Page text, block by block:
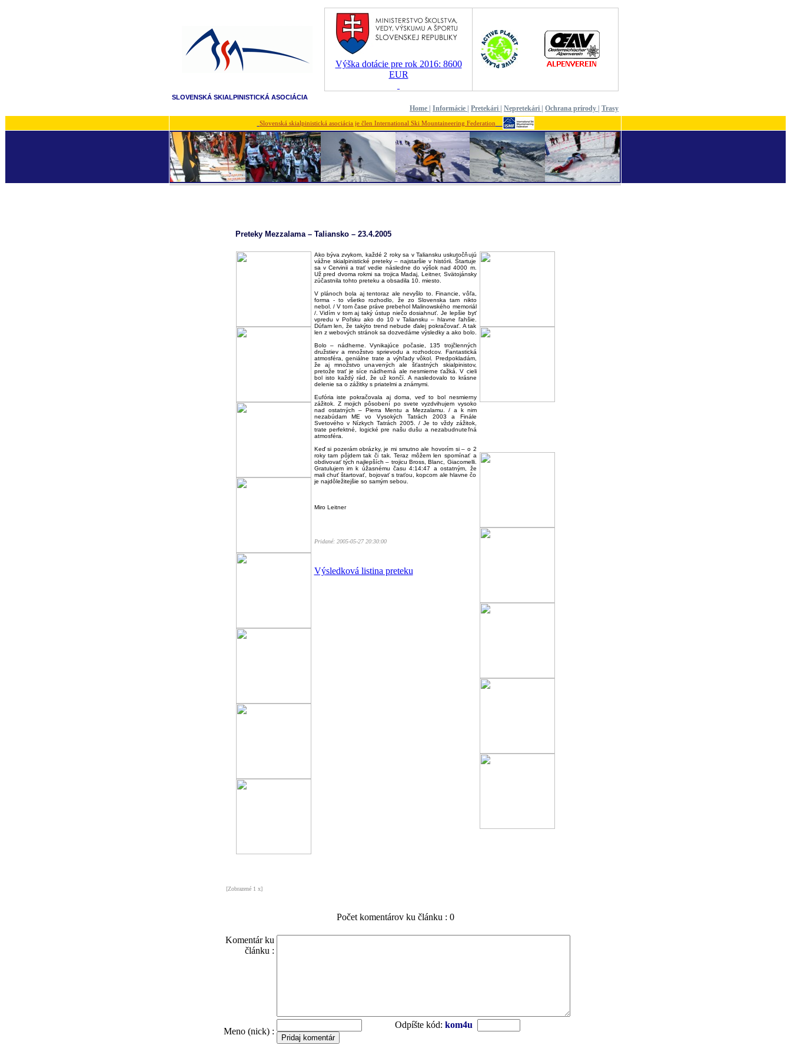
Výška dotácie pre rok 2016: 8600
EUR
SLOVENSKÁ SKIALPINISTICKÁ ASOCIÁCIA
Home Informácie Pretekári Nepretekári Ochrana prírody Trasy
Slovenská skialpinistická asociácia je člen International Ski Mountaineering Federation
Preteky Mezzalama – Taliansko – 23.4.2005
Ako býva zvykom, každé 2 roky sa v Taliansku uskutočňujú
vážne skialpinistické preteky – najstaršie v histórii. Štartuje
sa v Cervinii a trať vedie následne do výšok nad 4000 m.
Už pred dvoma rokmi sa trojica Madaj, Leitner, Svätojánsky
zúčastnila tohto preteku a obsadila 10. miesto.
V plánoch bola aj tentoraz ale nevyšlo to. Financie, vôľa,
forma - to všetko rozhodlo, že zo Slovenska tam nikto
nebol. / V tom čase práve prebehol Malinowského memoriál
/. Vidím v tom aj taký ústup niečo dosiahnuť. Je lepšie byť
vpredu v Poľsku ako do 10 v Taliansku – hlavne ľahšie.
Dúfam len, že takýto trend nebude ďalej pokračovať. A tak
len z webových stránok sa dozvedáme výsledky a ako bolo.
Bolo – nádherne. Vynikajúce počasie, 135 trojčlenných
družstiev a množstvo sprievodu a rozhodcov. Fantastická
atmosféra, geniálne trate a výhľady vôkol. Predpokladám,
že aj množstvo unavených ale šťastných skialpinistov,
pretože trať je síce nádherná ale nesmierne ťažká. V cieli
bol isto každý rád, že už končí. A nasledovalo to krásne
delenie sa o zážitky s priatelmi a známymi.
Eufória iste pokračovala aj doma, veď to bol nesmierny
zážitok. Z mojich pôsobení po svete vyzdvihujem vysoko
nad ostatných – Pierra Mentu a Mezzalamu. / a k nim
nezabúdam ME vo Vysokých Tatrách 2003 a Finále
Svetového v Nízkych Tatrách 2005. / Je to vždy zážitok,
trate perfektné, logické pre našu dušu a nezabudnuteľná
atmosféra.
Keď si pozerám obrázky, je mi smutno ale hovorím si – o 2
roky tam pôjdem tak či tak. Teraz môžem len spomínať a
obdivovať tých najlepších – trojicu Bross, Blanc, Giacomelli.
Gratulujem im k úžasnému času 4:14:47 a ostatným, že
mali chuť štartovať, bojovať s traťou, kopcom ale hlavne čo
je najdôležitejšie so samým sebou.
Miro Leitner
Pridané: 2005-05-27 20:30:00
Výsledková listina preteku
[Zobrazené 1 x]
Počet komentárov ku článku : 0
Komentár ku
článku :
Meno (nick) :
Odpíšte kód: kom4u